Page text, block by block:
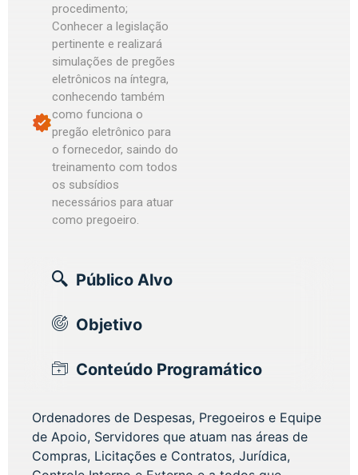
procedimento;
Conhecer a legislação
pertinente e realizará
simulações de pregões
eletrônicos na íntegra,
conhecendo também
como funciona o
pregão eletrônico para
o fornecedor, saindo do
treinamento com todos
os subsídios
necessários para atuar
como pregoeiro.
Público Alvo
Objetivo
Conteúdo Programático
Ordenadores de Despesas, Pregoeiros e Equipe
de Apoio, Servidores que atuam nas áreas de
Compras, Licitações e Contratos, Jurídica,